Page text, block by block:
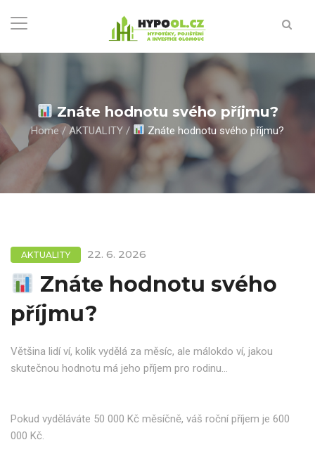
Znáte hodnotu svého příjmu?
Home / AKTUALITY/ Znáte hodnotu svého příjmu?
AKTUALITY 22. 6. 2026
Znáte hodnotu svého
příjmu?
Většina lidí ví, kolik vydělá za měsíc, ale málokdo ví, jakou
skutečnou hodnotu má jeho příjem pro rodinu…
Pokud vyděláváte 50 000 Kč měsíčně, váš roční příjem je 600
000 Kč.